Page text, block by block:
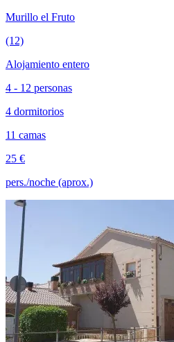
Murillo el Fruto
(12)
Alojamiento entero
4 - 12 personas
4 dormitorios
11 camas
25 €
pers./noche (aprox.)